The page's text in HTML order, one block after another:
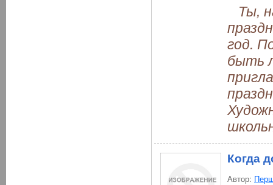
Ты,
год.
быть
Когда
Автор: